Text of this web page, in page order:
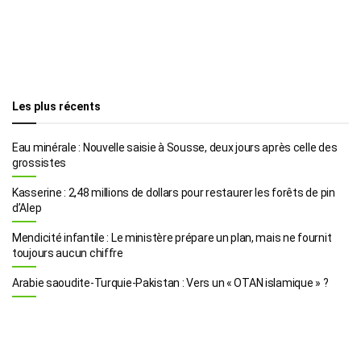
Les plus récents
Eau minérale : Nouvelle saisie à Sousse, deux jours après celle des
grossistes
Kasserine : 2,48 millions de dollars pour restaurer les forêts de pin
d’Alep
Mendicité infantile : Le ministère prépare un plan, mais ne fournit
toujours aucun chiffre
Arabie saoudite-Turquie-Pakistan : Vers un « OTAN islamique » ?